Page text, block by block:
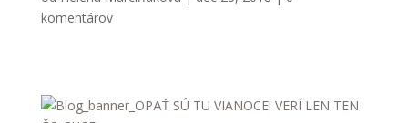
komentárov